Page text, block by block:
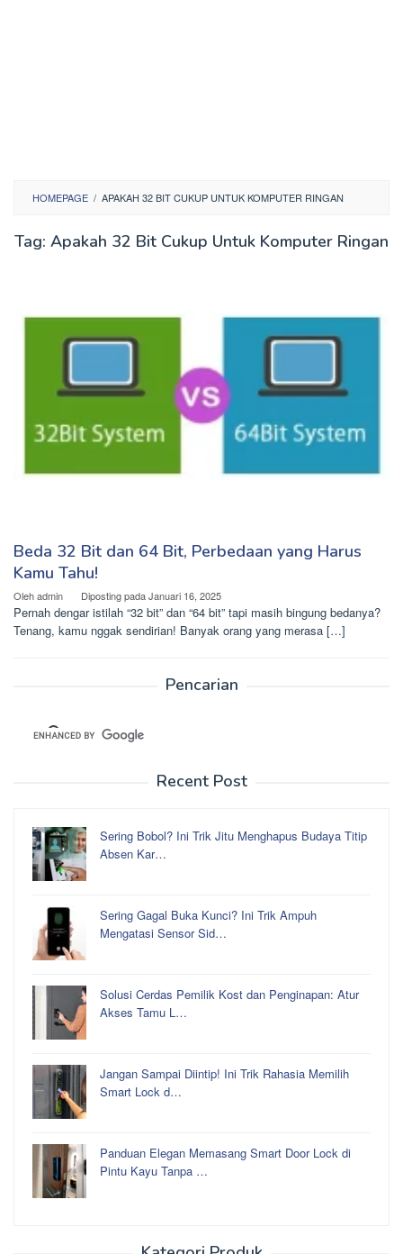
HOMEPAGE / APAKAH 32 BIT CUKUP UNTUK KOMPUTER RINGAN
Tag: Apakah 32 Bit Cukup Untuk Komputer Ringan
Beda 32 Bit dan 64 Bit, Perbedaan yang Harus
Kamu Tahu!
Olehadmin Diposting padaJanuari 16, 2025
Pernah dengar istilah “32 bit” dan “64 bit” tapi masih bingung bedanya?
Tenang, kamu nggak sendirian! Banyak orang yang merasa […]
Pencarian
Recent Post
Sering Bobol? Ini Trik Jitu Menghapus Budaya Titip
Absen Kar…
Sering Gagal Buka Kunci? Ini Trik Ampuh
Mengatasi Sensor Sid…
Solusi Cerdas Pemilik Kost dan Penginapan: Atur
Akses Tamu L…
Jangan Sampai Diintip! Ini Trik Rahasia Memilih
Smart Lock d…
Panduan Elegan Memasang Smart Door Lock di
Pintu Kayu Tanpa …